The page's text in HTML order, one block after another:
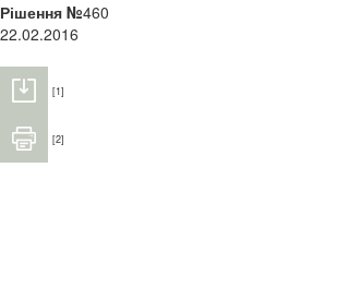
Рішення №460
22.02.2016
[1]
[2]